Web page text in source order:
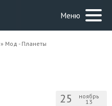
Меню
» Мод - Планеты
25 ноябрь
13